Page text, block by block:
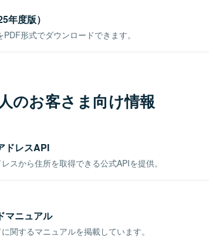
年度版）
形式でダウンロードできます。
のお客さま向け情報
ドレスAPI
スから住所を取得できる公式APIを提供。
マニュアル
関するマニュアルを掲載しています。